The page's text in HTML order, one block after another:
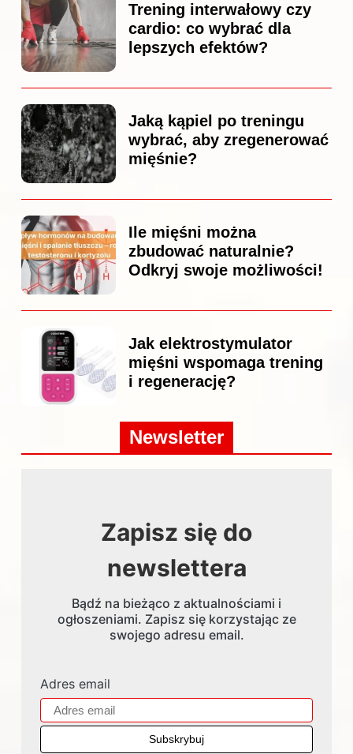
Trening interwałowy czy
cardio: co wybrać dla
lepszych efektów?
Jaką kąpiel po treningu
wybrać, aby zregenerować
mięśnie?
Ile mięśni można
zbudować naturalnie?
Odkryj swoje możliwości!
Jak elektrostymulator
mięśni wspomaga trening
i regenerację?
Newsletter
Zapisz się do
newslettera
Bądź na bieżąco z aktualnościami i
ogłoszeniami. Zapisz się korzystając ze
swojego adresu email.
Adres email